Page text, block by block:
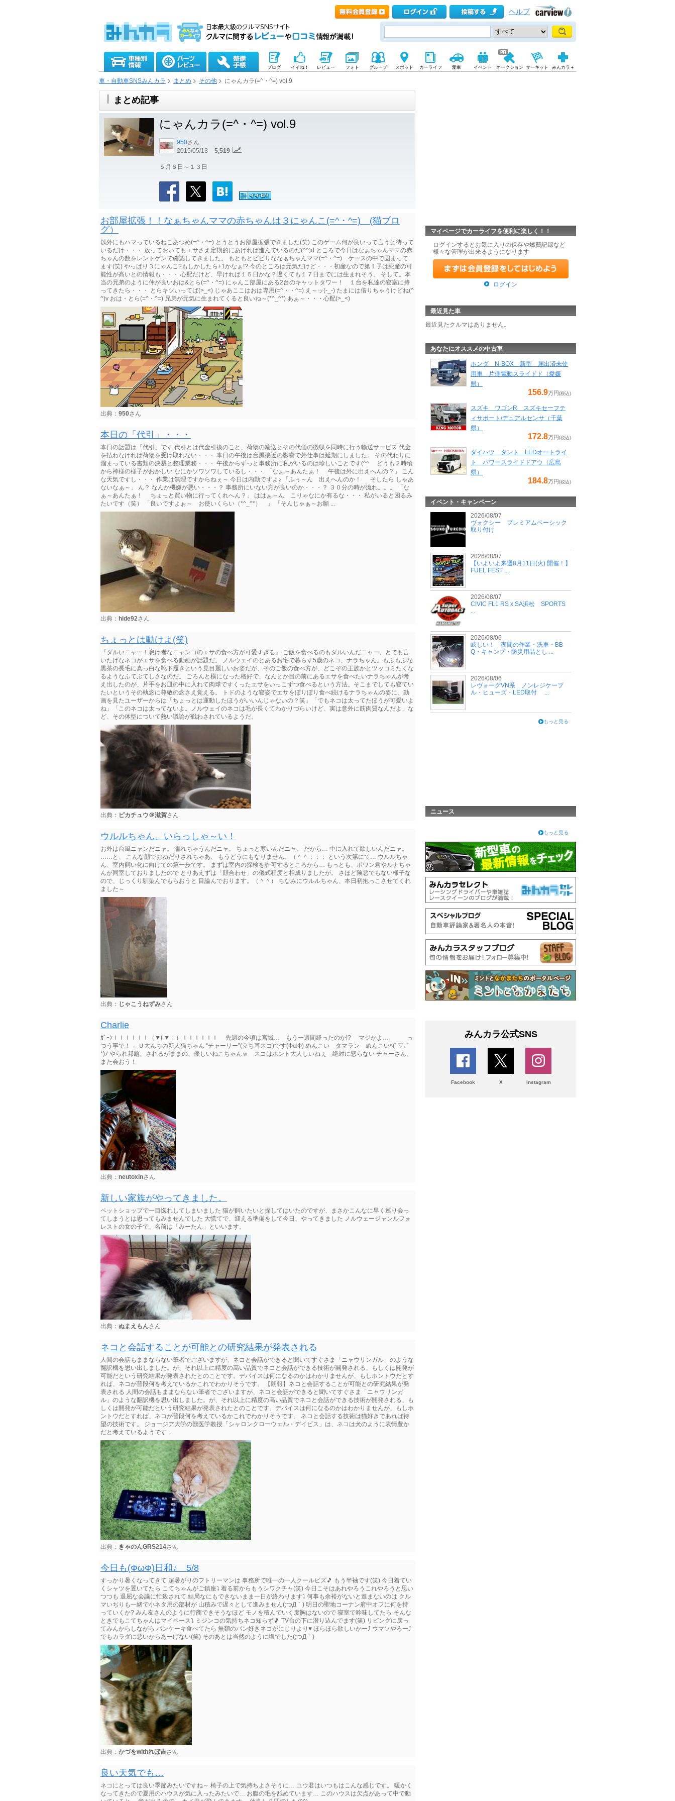
ヘルプ
ブログ イイね！ レビュー フォト グループ スポット カーライフ 愛車 イベント オークション サーキット みんカラ＋
車・自動車SNSみんカラ まとめ その他 にゃんカラ(=^・^=) vol.9
まとめ記事
にゃんカラ(=^・^=) vol.9
950さん
2015/05/13
5,519
５月６日～１３日
お部屋拡張！！なぁちゃんママの赤ちゃんは３にゃんこ(=^・^=) (猫ブロ
グ）
以外にもハマっているねこあつめ(=^・^=) とうとうお部屋拡張できました(笑) このゲーム何が良いって言うと待って
いるだけ・・・ 放っておいてもエサさえ定期的にあげれば進んでいるのだ(^^)d ところで今日はなぁちゃんママの赤
ちゃんの数をレントゲンで確認してきました。 もともとビビりななぁちゃんママ(=^・^=) ケースの中で固まって
ます(笑) やっぱり３にゃんこ?もしかしたら+1かなぁ!? 今のところは元気だけど・・・初産なので第１子は死産の可
能性が高いとの情報も・・・ 心配だけど、早ければ１５日かな？遅くても１７日までには生まれそう。 そして。本
当の兄弟のように仲が良いおは&とら(=^・^=) にゃんこ部屋にある2台のキャットタワー！ １台を私達の寝室に持
ってきたら・・・ とらキツいってば(>_<) じゃあここはおは専用(=^・・^=) え～ッ(-_-) たまには借りちゃうけどね(^
^)v おは・とら(=^・^=) 兄弟が元気に生まれてくると良いね～(*^_^*) あぁ～・・・心配(>_<)
出典： 950さん
本日の「代引」・・・
本日の話題は「代引」です 代引とは代金引換のこと、荷物の輸送とその代価の徴収を同時に行う輸送サービス 代金
を払わなければ荷物を受け取れない・・・ 本日の午後は台風接近の影響で外仕事は延期にしました。 その代わりに
溜まっている書類の決裁と整理業務・・・ 午後からずっと事務所に私がいるのは珍しいことです(^^ゞ どうも２時頃
から神様の様子がおかしい なにかソワソワしているし・・・ 「なぁ～あんたぁ！ 午後は外に出えへんの？」 こん
な天気ですし・・・ 作業は無理ですからねぇ～ 今日は内勤ですよ♪ 「ふぅ～ん 出えへんのか！ そしたら しゃあ
ないなぁ～」 ん？ なんか機嫌が悪い・・・？ 事務所にいない方が良いのか・・・？ ３０分の時が流れ。。。 「な
ぁ～あんたぁ！ ちょっと買い物に行ってくれへん？」 ははぁ～ん こりゃなにか有るな・・・ 私がいると困るみ
たいです（笑） 「良いですよぉ～ お使いくらい（*^_^*） 」 「そんじゃぁ～お願 ...
出典： hide92さん
ちょっとは動けよ(笑)
『ダルいニャー！怠け者なニャンコのエサの食べ方が可愛すぎる』 ご飯を食べるのもダルいんだニャー、とでも言
いたげなネコがエサを食べる動画が話題だ。 ノルウェイのとあるお宅で暮らす5歳のネコ、ナラちゃん。もふもふな
黒茶の長毛に真っ白な靴下履きという見目麗しいお姿だが、そのご飯の食べ方が、どこぞの王族かとツッコミたくな
るようなふてぶてしさなのだ。 ごろんと横になった格好で、なんとか目の前にあるエサを食べたいナラちゃんが考
え出したのが、片手をお皿の中に入れて肉球ですくったエサをいっこずつ食べるという方法。そこまでしても寝てい
たいというその執念に尊敬の念さえ覚える。 トドのような寝姿でエサをぼりぼり食べ続けるナラちゃんの姿に、動
画を見たユーザーからは「ちょっとは運動したほうがいいんじゃないの？笑」「でもネコは太ってたほうが可愛いよ
ね」「このネコは太ってないよ。ノルウェイのネコは毛が長くてわかりづらいけど、実は意外に筋肉質なんだよ」な
ど、その体型について熱い議論が戦わされているようだ。
出典： ピカチュウ＠滋賀さん
ウルルちゃん、いらっしゃ～い！
お外は台風ニャンだニャ。 濡れちゃうんだニャ。 ちょっと寒いんだニャ。 だから… 中に入れて欲しいんだニャ。
……と、 こんな顔でおねだりされちゃあ、 もうどうにもなりません。（＾＾；；； という次第にて… ウルルちゃ
ん、室内飼い化に向けての第一歩です。 まずは室内の探検を許可するところから… もっとも、ポワン君やルナちゃ
んが同室しておりましたので とりあえずは「顔合わせ」の儀式程度と相成りましたが。 さほど険悪でもない様子な
ので、じっくり馴染んでもらおうと 目論んでおります。（＾＾） ちなみにウルルちゃん、本日初抱っこさせてくれ
ました～
出典： じゃこうねずみさん
Charlie
ｶﾞｰﾝｌｌｌｌｌｌ（▼ﾛ▼；）ｌｌｌｌｌｌ 先週の今頃は宮城… もう一週間経ったのか!? マジかよ… っ
つう事で！ ←Ｕ太んちの新人猫ちゃん “チャーリー”(立ち耳スコ)です(ФωФ) めんこい タマラン めんこいﾍ(ﾟ▽､ﾟ
*)ﾉ やられ邦題、されるがままの、優しいねこちゃんｗ スコはホント大人しいねぇ 絶対に怒らない チャーさん、
また会おう！
出典： neutoxinさん
新しい家族がやってきました。
ペットショップで一目惚れしてしまいました 猫が飼いたいと探してはいたのですが、まさかこんなに早く巡り会っ
てしまうとは思ってもみませんでした 大慌てで、迎える準備をして今日、やってきました ノルウェージャンルフォ
レストの女の子で、名前は「みーたん」といいます。
出典： ぬまえもんさん
ネコと会話することが可能との研究結果が発表される
人間の会話もままならない筆者でございますが、ネコと会話ができると聞いてすぐさま「ニャウリンガル」のような
翻訳機を思い出しました。が、それ以上に精度の高い品質でネコと会話ができる技術が開発される、もしくは開発が
可能だという研究結果が発表されたとのことです。デバイスは何になるのかはわかりませんが、もしホントウだとす
れば、ネコが普段何を考えているかこれでわかりそうです。 【朗報】ネコと会話することが可能との研究結果が発
表される 人間の会話もままならない筆者でございますが、ネコと会話ができると聞いてすぐさま「ニャウリンガ
ル」のような翻訳機を思い出しました。が、それ以上に精度の高い品質でネコと会話ができる技術が開発される、も
しくは開発が可能だという研究結果が発表されたとのことです。デバイスは何になるのかはわかりませんが、もしホ
ントウだとすれば、ネコが普段何を考えているかこれでわかりそうです。 ネコと会話する技術は猫好きであれば待
望の技術です。 ジョージア大学の獣医学教授「シャロンクローウェル・デイビス」は、ネコは犬のように表情豊か
だと考えているようです ...
出典： きゃのんGRS214さん
今日も(ФωФ)日和♪ 5/8
すっかり暑くなってきて 超暑がりのフトリーマンは 事務所で唯一の一人クールビズ🎵 もう半袖です(笑) 今日着てい
くシャツを置いてたら こてちゃんがご鎮座⤵ 着る前からもうシワクチャ(笑) 今日こそはあれやろうこれやろうと思い
つつも 退屈な会議に忙殺されて 結局なにもできないまま一日が終わります⤵ 何事も余裕がないと進まないのは クル
マいぢりも一緒で小ネタ用の部材が 山積みで遅々として進みません(;つД｀) 明日の聖地コーナン府中オフに何を持
っていくか? みん友さんのように行商できそうなほど モノを積んでいく度胸はないので 寝室で吟味してたら そんな
ときでもこてちゃんはマイペース⤵ ミジンコの気持ちネコ知らず🎵 TV台の下に潜り込んでます(笑) リビングに戻っ
てみんからしながら パンケーキ食べてたら 無類のパン好きネコがにじりより♥ ほらほら欲しいかー⤴ ウマソやろー⤴
でもカラダに悪いからあーげない(笑) そのあとは当然のように塩でした(;つД｀)
出典： かづをwithれぼ吉さん
良い天気でも…
ネコにとっては良い季節みたいですね～ 椅子の上で気持ちよさそうに… ユウ君はいつもはこんな感じです。 暖かく
なってきたので夏用のハウスが気に入ったみたいで… お腹の毛を舐めています… このハウスは欠点があって中で動
マイページでカーライフを便利に楽しく！！
ログインするとお気に入りの保存や燃費記録など
様々な管理が出来るようになります
ログイン
最近見た車
最近見たクルマはありません。
あなたにオススメの中古車
ホンダ N-BOX 新型 届出済未使
用車 片側電動スライドド（愛媛
県）
156.9万円(税込)
スズキ ワゴンR スズキセーフテ
ィサポート/デュアルセンサ（千葉
県）
172.8万円(税込)
ダイハツ タント LEDオートライ
ト パワースライドドアウ（広島
県）
184.8万円(税込)
イベント・キャンペーン
2026/08/07
ヴォクシー プレミアムベーシック
取り付け
2026/08/07
【いよいよ来週8月11日(火) 開催！】
FUEL FEST ...
2026/08/07
CIVIC FL1 RS x SA浜松 SPORTS
...
2026/08/06
眩しい！ 夜間の作業・洗車・BB
Q・キャンプ・防災用品とし ...
2026/08/06
レヴォーグVN系 ノンレジケーブ
ル・ヒューズ・LED取付 ...
もっと見る
ニュース
もっと見る
みんカラ公式SNS
Facebook X Instagram